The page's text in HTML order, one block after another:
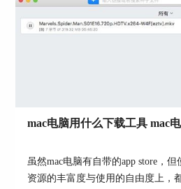
图6：下载设置弹
mac电脑用什么下载工具 mac
虽然mac电脑有自带的app store，
资源的丰富度与使用的自由度上，